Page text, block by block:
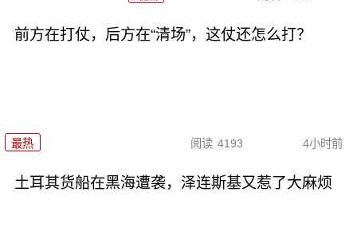
前方在打仗，后方在“清场”，这仗还怎么打？
最热 阅读 4193 4小时前
土耳其货船在黑海遭袭，泽连斯基又惹了大麻烦